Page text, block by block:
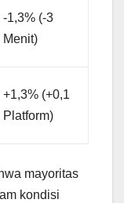
-1,3% (-3
Menit)
+1,3% (+0,1
Platform)
mayoritas
kondisi